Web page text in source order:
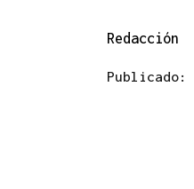
Redacción
Publicado: